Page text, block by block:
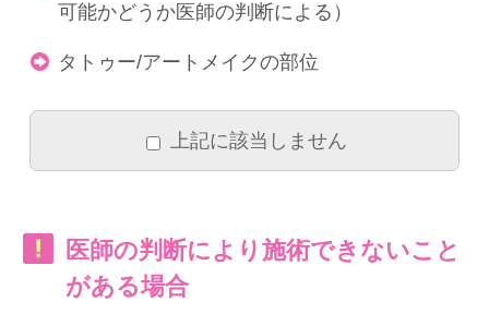
可能かどうか医師の判断による）
タトゥー/アートメイクの部位
上記に該当しません
医師の判断により施術できないこと
がある場合